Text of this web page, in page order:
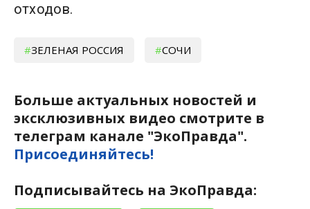
отходов.
ЗЕЛЕНАЯ РОССИЯ СОЧИ
Больше актуальных новостей и
эксклюзивных видео смотрите в
телеграм канале "ЭкоПравда".
Присоединяйтесь!
Подписывайтесь на ЭкоПравда: